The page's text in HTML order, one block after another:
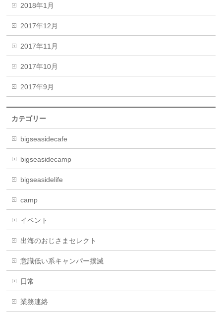
2018年1月
2017年12月
2017年11月
2017年10月
2017年9月
カテゴリー
bigseasidecafe
bigseasidecamp
bigseasidelife
camp
イベント
出海のおじさまセレクト
意識低い系キャンパー撲滅
日常
業務連絡